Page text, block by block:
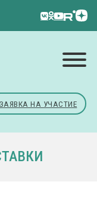
ЗАЯВКА НА УЧАСТИЕ